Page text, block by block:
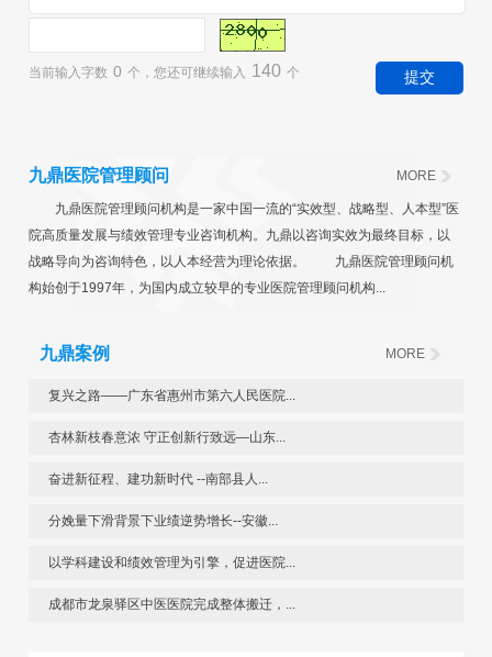
当前输入字数 0 个，您还可继续输入 140 个
九鼎医院管理顾问 MORE
九鼎医院管理顾问机构是一家中国一流的“实效型、战略型、人本型”医
院高质量发展与绩效管理专业咨询机构。九鼎以咨询实效为最终目标，以
战略导向为咨询特色，以人本经营为理论依据。 九鼎医院管理顾问机
构始创于1997年，为国内成立较早的专业医院管理顾问机构...
九鼎案例 MORE
复兴之路——广东省惠州市第六人民医院...
杏林新枝春意浓 守正创新行致远—山东...
奋进新征程、建功新时代 --南部县人...
分娩量下滑背景下业绩逆势增长--安徽...
以学科建设和绩效管理为引擎，促进医院...
成都市龙泉驿区中医医院完成整体搬迁，...